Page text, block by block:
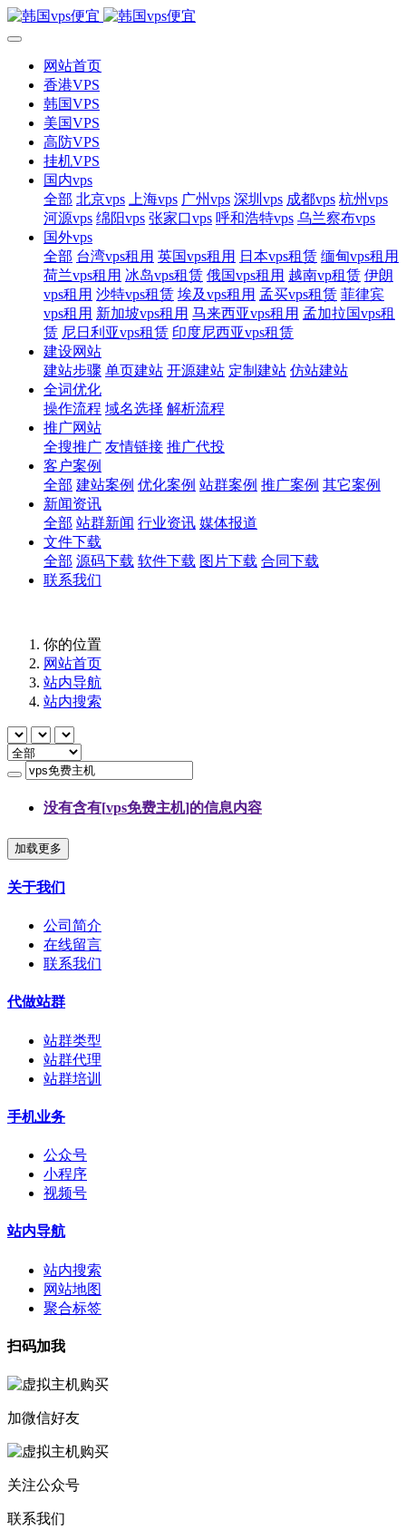
网站首页
香港VPS
韩国VPS
美国VPS
高防VPS
挂机VPS
国内vps
全部 北京vps 上海vps 广州vps 深圳vps 成都vps 杭州vps
河源vps 绵阳vps 张家口vps 呼和浩特vps 乌兰察布vps
国外vps
全部 台湾vps租用 英国vps租用 日本vps租赁 缅甸vps租用
荷兰vps租用 冰岛vps租赁 俄国vps租用 越南vp租赁 伊朗
vps租用 沙特vps租赁 埃及vps租用 孟买vps租赁 菲律宾
vps租用 新加坡vps租用 马来西亚vps租用 孟加拉国vps租
赁 尼日利亚vps租赁 印度尼西亚vps租赁
建设网站
建站步骤 单页建站 开源建站 定制建站 仿站建站
全词优化
操作流程 域名选择 解析流程
推广网站
全搜推广 友情链接 推广代投
客户案例
全部 建站案例 优化案例 站群案例 推广案例 其它案例
新闻资讯
全部 站群新闻 行业资讯 媒体报道
文件下载
全部 源码下载 软件下载 图片下载 合同下载
联系我们
你的位置
网站首页
站内导航
站内搜索
没有含有[vps免费主机]的信息内容
加载更多
关于我们
公司简介
在线留言
联系我们
代做站群
站群类型
站群代理
站群培训
手机业务
公众号
小程序
视频号
站内导航
站内搜索
网站地图
聚合标签
扫码加我
加微信好友
关注公众号
联系我们